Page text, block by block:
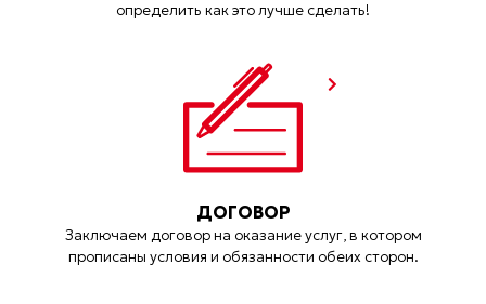
определить как это лучше сделать!
ДОГОВОР
Заключаем договор на оказание услуг, в котором
прописаны условия и обязанности обеих сторон.